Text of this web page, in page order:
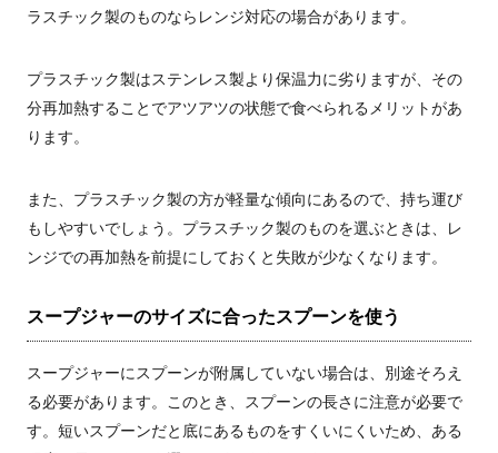
ラスチック製のものならレンジ対応の場合があります。
プラスチック製はステンレス製より保温力に劣りますが、その
分再加熱することでアツアツの状態で食べられるメリットがあ
ります。
また、プラスチック製の方が軽量な傾向にあるので、持ち運び
もしやすいでしょう。プラスチック製のものを選ぶときは、レ
ンジでの再加熱を前提にしておくと失敗が少なくなります。
スープジャーのサイズに合ったスプーンを使う
スープジャーにスプーンが附属していない場合は、別途そろえ
る必要があります。このとき、スプーンの長さに注意が必要で
す。短いスプーンだと底にあるものをすくいにくいため、ある